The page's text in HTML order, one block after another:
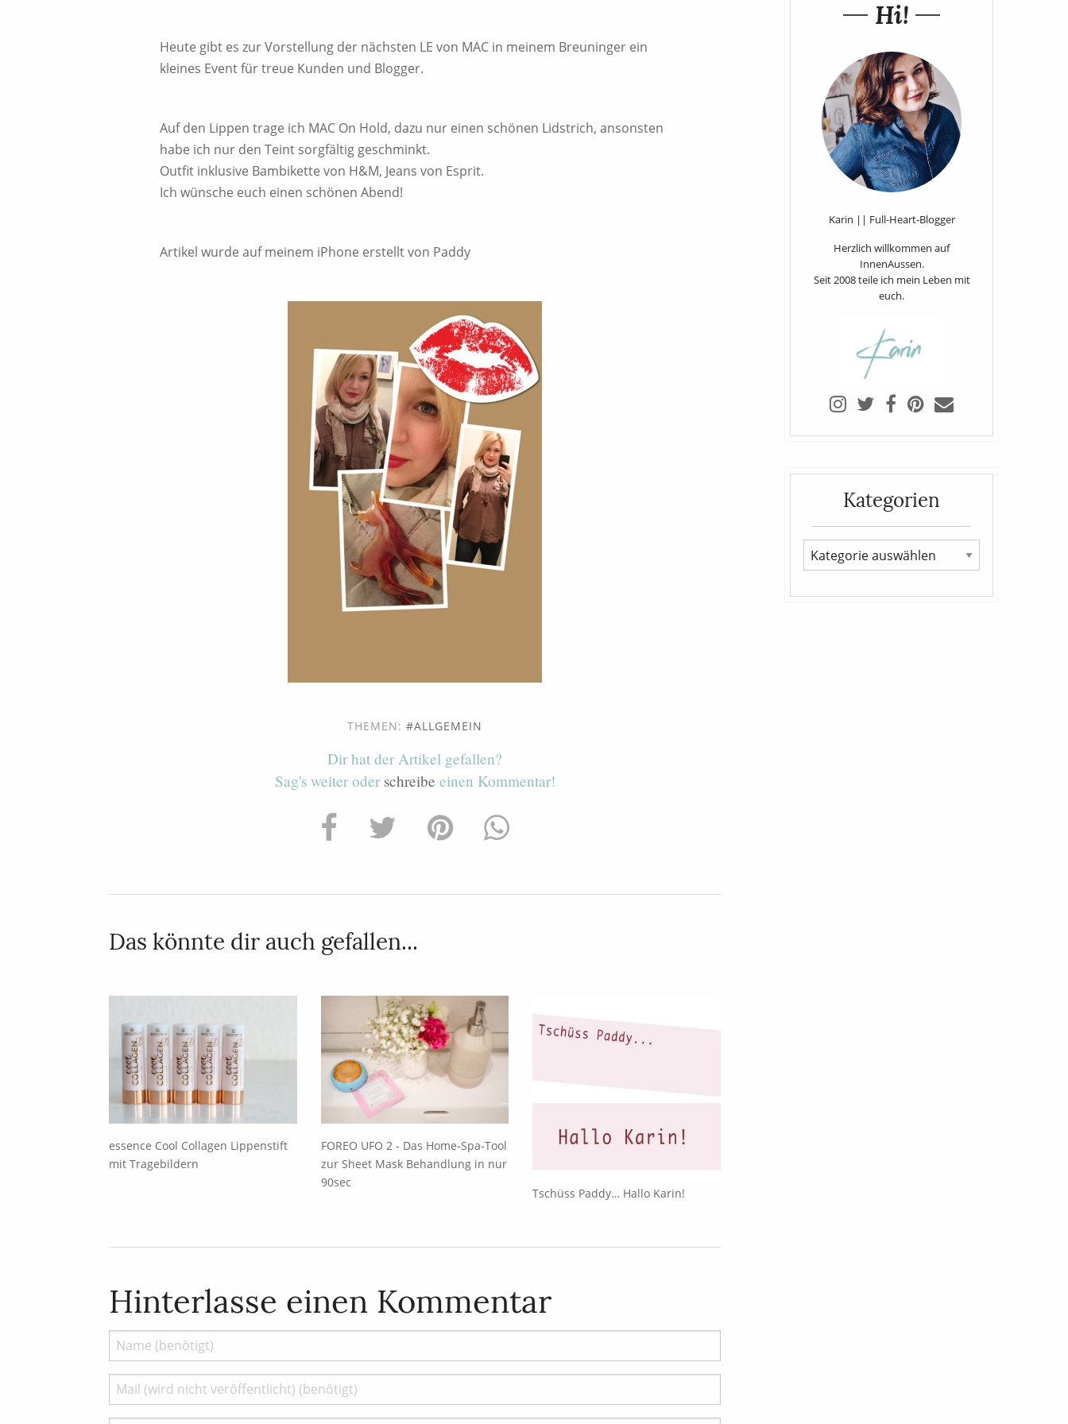
Heute gibt es zur Vorstellung der nächsten LE von MAC in meinem Breuninger ein
kleines Event für treue Kunden und Blogger.
Auf den Lippen trage ich MAC On Hold, dazu nur einen schönen Lidstrich, ansonsten
habe ich nur den Teint sorgfältig geschminkt.
Outfit inklusive Bambikette von H&M, Jeans von Esprit.
Ich wünsche euch einen schönen Abend!
Artikel wurde auf meinem iPhone erstellt von Paddy
THEMEN: ALLGEMEIN
Dir hat der Artikel gefallen?
Sag's weiter oder schreibe einen Kommentar!
Das könnte dir auch gefallen...
essence Cool Collagen Lippenstift
mit Tragebildern
FOREO UFO 2 - Das Home-Spa-Tool
zur Sheet Mask Behandlung in nur
90sec
Tschüss Paddy… Hallo Karin!
Hinterlasse einen Kommentar
Hi!
Karin || Full-Heart-Blogger
Herzlich willkommen auf
InnenAussen.
Seit 2008 teile ich mein Leben mit
euch.
Kategorien